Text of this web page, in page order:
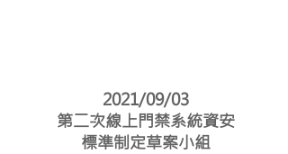
2021/09/03
第二次線上門禁系統資安
標準制定草案小組